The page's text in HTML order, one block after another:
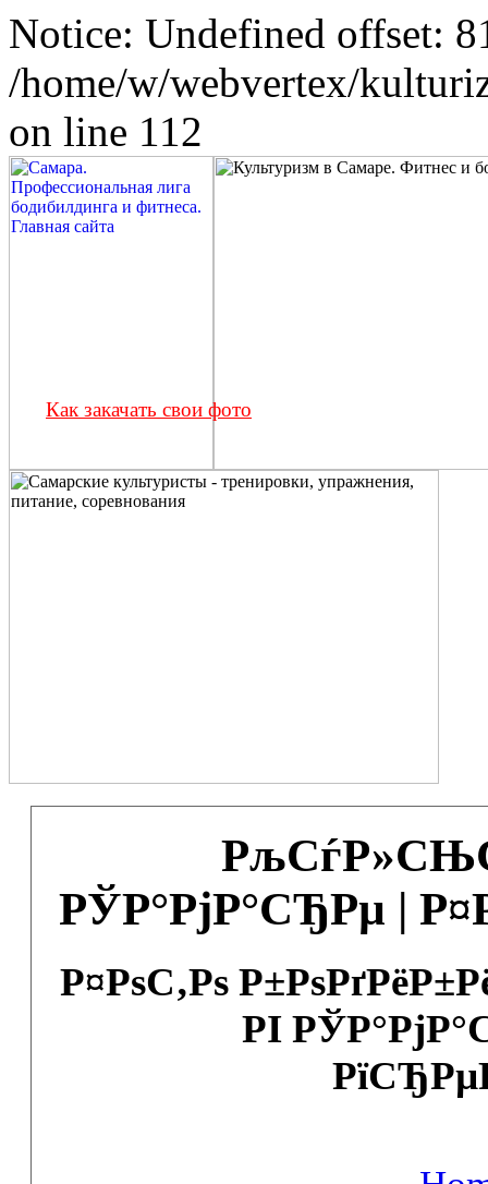
Notice: Undefined offset:
/home/w/webvertex/
on line 112
РЎР°РјР°СЂРµ |
Р¤РѕС‚Рѕ
РІ
Как закачать свои фото